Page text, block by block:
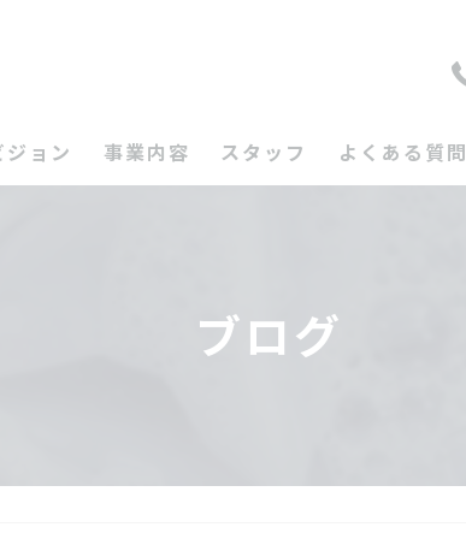
ジョン 事業内容 スタッフ よくある質問
ブログ